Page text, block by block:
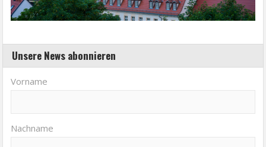
Unsere News abonnieren
Vorname
Nachname